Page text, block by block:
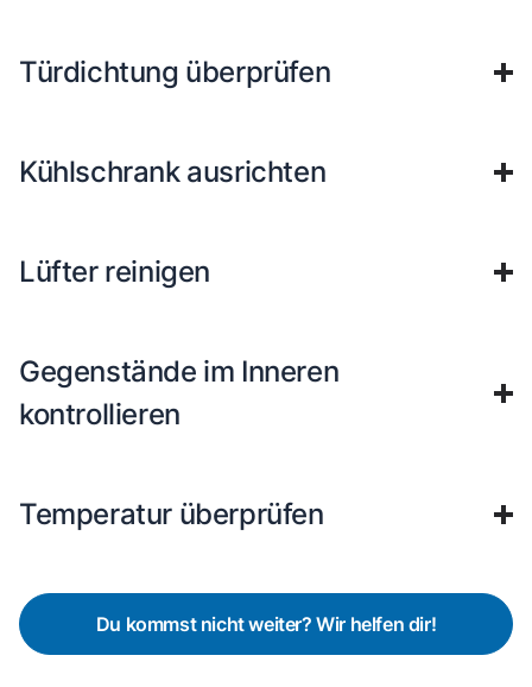
Türdichtung überprüfen
Kühlschrank ausrichten
Lüfter reinigen
Gegenstände im Inneren
kontrollieren
Temperatur überprüfen
Du kommst nicht weiter? Wir helfen dir!